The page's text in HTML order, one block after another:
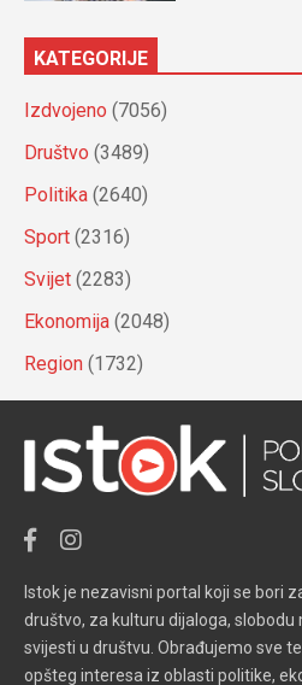
KATEGORIJE
Izdvojeno (7056)
Društvo (3489)
Politika (2640)
Sport (2316)
Svijet (2283)
Ekonomija (2048)
Region (1732)
Istok je nezavisni portal koji se bori
društvo, za kulturu dijaloga, slobodu
svijesti u društvu. Obrađujemo sve
opšteg interesa iz oblasti politike,